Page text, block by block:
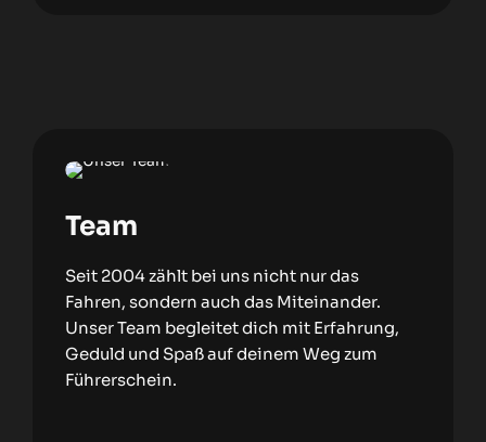
Team
Seit 2004 zählt bei uns nicht nur das
Fahren, sondern auch das Miteinander.
Unser Team begleitet dich mit Erfahrung,
Geduld und Spaß auf deinem Weg zum
Führerschein.